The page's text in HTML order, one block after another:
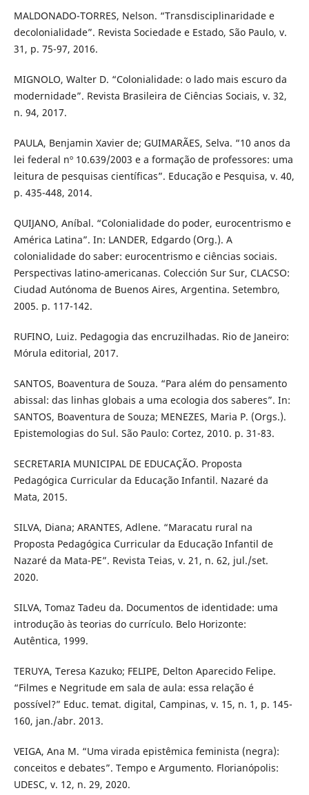
MALDONADO-TORRES, Nelson. “Transdisciplinaridade e
decolonialidade”. Revista Sociedade e Estado, São Paulo, v.
31, p. 75-97, 2016.
MIGNOLO, Walter D. “Colonialidade: o lado mais escuro da
modernidade”. Revista Brasileira de Ciências Sociais, v. 32,
n. 94, 2017.
PAULA, Benjamin Xavier de; GUIMARÃES, Selva. “10 anos da
lei federal nº 10.639/2003 e a formação de professores: uma
leitura de pesquisas científicas”. Educação e Pesquisa, v. 40,
p. 435-448, 2014.
QUIJANO, Aníbal. “Colonialidade do poder, eurocentrismo e
América Latina”. In: LANDER, Edgardo (Org.). A
colonialidade do saber: eurocentrismo e ciências sociais.
Perspectivas latino-americanas. Colección Sur Sur, CLACSO:
Ciudad Autónoma de Buenos Aires, Argentina. Setembro,
2005. p. 117-142.
RUFINO, Luiz. Pedagogia das encruzilhadas. Rio de Janeiro:
Mórula editorial, 2017.
SANTOS, Boaventura de Souza. “Para além do pensamento
abissal: das linhas globais a uma ecologia dos saberes”. In:
SANTOS, Boaventura de Souza; MENEZES, Maria P. (Orgs.).
Epistemologias do Sul. São Paulo: Cortez, 2010. p. 31-83.
SECRETARIA MUNICIPAL DE EDUCAÇÃO. Proposta
Pedagógica Curricular da Educação Infantil. Nazaré da
Mata, 2015.
SILVA, Diana; ARANTES, Adlene. “Maracatu rural na
Proposta Pedagógica Curricular da Educação Infantil de
Nazaré da Mata-PE”. Revista Teias, v. 21, n. 62, jul./set.
2020.
SILVA, Tomaz Tadeu da. Documentos de identidade: uma
introdução às teorias do currículo. Belo Horizonte:
Autêntica, 1999.
TERUYA, Teresa Kazuko; FELIPE, Delton Aparecido Felipe.
“Filmes e Negritude em sala de aula: essa relação é
possível?” Educ. temat. digital, Campinas, v. 15, n. 1, p. 145-
160, jan./abr. 2013.
VEIGA, Ana M. “Uma virada epistêmica feminista (negra):
conceitos e debates”. Tempo e Argumento. Florianópolis:
UDESC, v. 12, n. 29, 2020.